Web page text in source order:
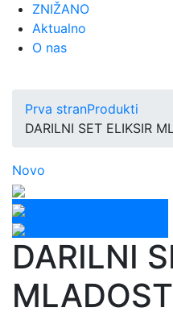
ZNIŽANO
Aktualno
O nas
Prva stranProdukti
DARILNI SET ELIKSIR
Novo
DARILNI